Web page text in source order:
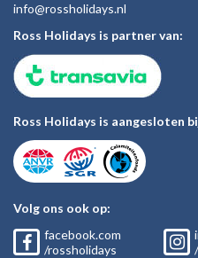
info@rossholidays.nl
Ross Holidays is partner van:
Ross Holidays is aangesloten
Volg ons ook op:
facebook.com
/rossholidays